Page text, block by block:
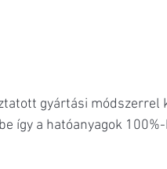
gyártási módszerrel
így a hatóanyagok